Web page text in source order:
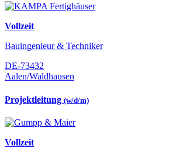
Vollzeit
Bauingenieur & Techniker
DE-73432
Aalen/Waldhausen
Projektleitung (w/d/m)
Vollzeit